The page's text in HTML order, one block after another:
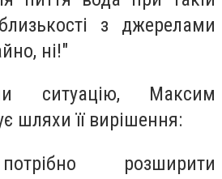
з джерелами
ні!"
ситуацію, Максим
шляхи її вирішення:
розширити